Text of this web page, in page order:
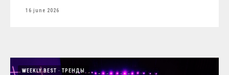
16 june 2026
WEEKLY BEST ТРЕНДЫ